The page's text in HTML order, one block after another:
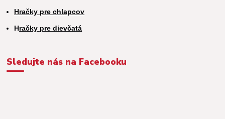
Hračky pre chlapcov
Hračky pre dievčatá
Sledujte nás na Facebooku